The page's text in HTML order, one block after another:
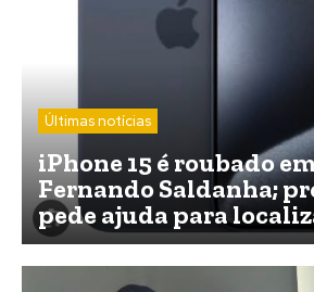
Últimas notícias
iPhone 15 é roubado
Fernando Saldanha;
pede ajuda para